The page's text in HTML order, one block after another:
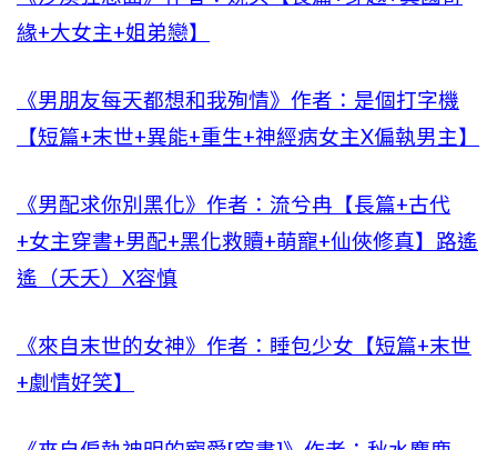
緣+大女主+姐弟戀】
《男朋友每天都想和我殉情》作者：是個打字機
【短篇+末世+異能+重生+神經病女主X偏執男主】
《男配求你別黑化》作者：流兮冉【長篇+古代
+女主穿書+男配+黑化救贖+萌寵+仙俠修真】路遙
遙（夭夭）X容慎
《來自末世的女神》作者：睡包少女【短篇+末世
+劇情好笑】